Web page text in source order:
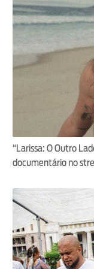
“Larissa: O Outro
documentário no